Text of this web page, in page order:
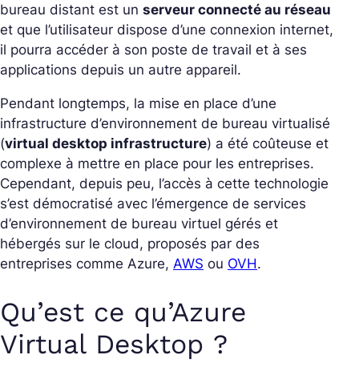
bureau distant est un serveur connecté au réseau
et que l’utilisateur dispose d’une connexion internet,
il pourra accéder à son poste de travail et à ses
applications depuis un autre appareil.
Pendant longtemps, la mise en place d’une
infrastructure d’environnement de bureau virtualisé
(virtual desktop infrastructure) a été coûteuse et
complexe à mettre en place pour les entreprises.
Cependant, depuis peu, l’accès à cette technologie
s’est démocratisé avec l’émergence de services
d’environnement de bureau virtuel gérés et
hébergés sur le cloud, proposés par des
entreprises comme Azure, AWS ou OVH.
Qu’est ce qu’Azure
Virtual Desktop ?